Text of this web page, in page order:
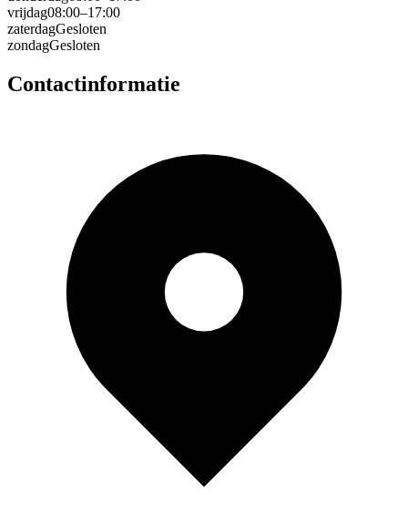
vrijdag08:00–17:00
zaterdagGesloten
zondagGesloten
Contactinformatie